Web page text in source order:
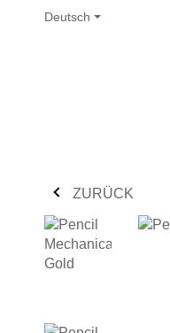
Deutsch
ZURÜCK